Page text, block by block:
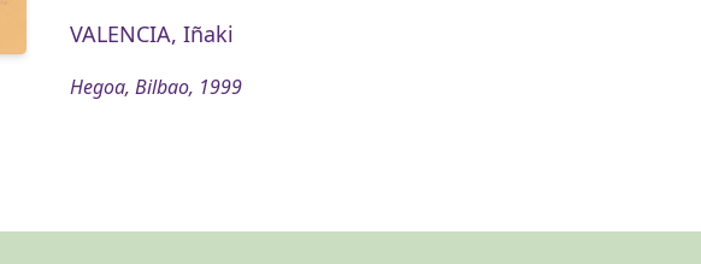
VALENCIA, Iñaki
Hegoa, Bilbao, 1999